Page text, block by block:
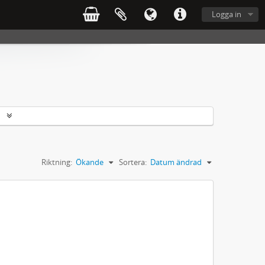
Logga in
Sortera: Datum ändrad
Riktning: Ökande